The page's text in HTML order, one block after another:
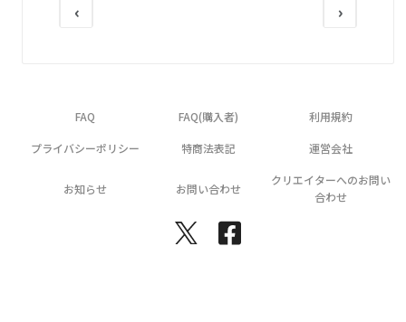
‹ ›
FAQ FAQ(購入者) 利用規約
プライバシーポリシー 特商法表記 運営会社
お知らせ お問い合わせ
クリエイターへのお問い
合わせ